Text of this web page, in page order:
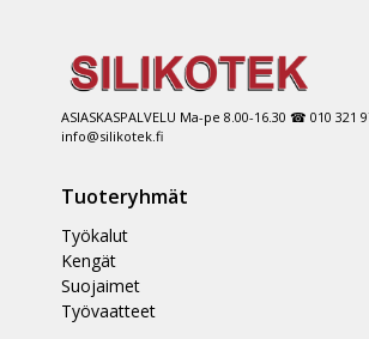
ASIASKASPALVELU Ma-pe 8.00-16.30 ☎ 010 321
info@silikotek.fi
Tuoteryhmät
Työkalut
Kengät
Suojaimet
Työvaatteet